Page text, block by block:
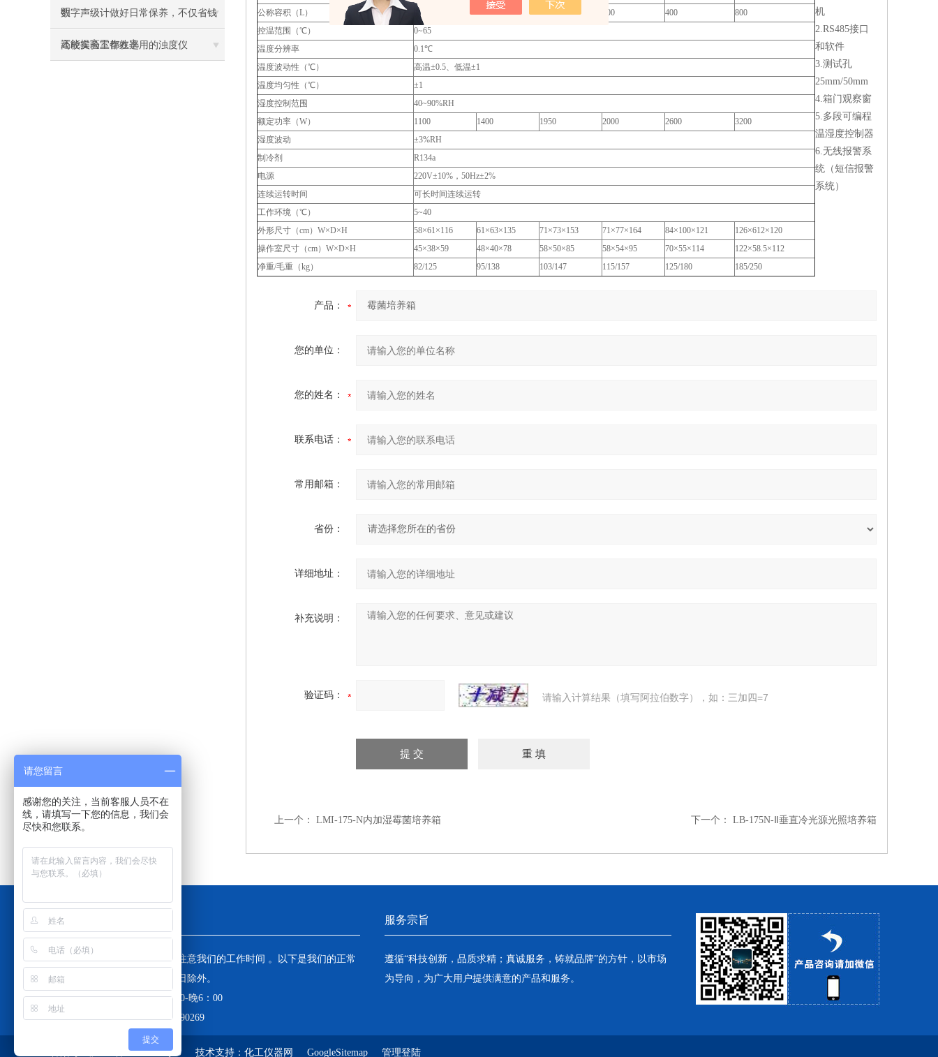
明
数字声级计做好日常保养，不仅省钱
还能提高工作效率
高校实验室都在选用的浊度仪
公称容积（L） 100 150 250 300 400
800
控温范围（℃）
0~65
温度分辨率
0.1℃
温度波动性（℃）
高温±0.5、低温±1
温度均匀性（℃）
±1
湿度控制范围
40~90%RH
额定功率（W）
1100 1400 1950 2000 2600
3200
湿度波动
±3%RH
制冷剂
R134a
电源
220V±10%，50Hz±2%
连续运转时间
可长时间连续运转
工作环境（℃）
5~40
外形尺寸（cm）W×D×H
58×61×116 61×63×135 71×73×153 71×77×164 84×100×121
126×612×120
操作室尺寸（cm）W×D×H
45×38×59 48×40×78 58×50×85 58×54×95 70×55×114
122×58.5×112
净重/毛重（kg）
82/125 95/138 103/147 115/157 125/180 185/250
机
2.RS485接口
和软件
3.测试孔
25mm/50mm
4.箱门观察窗
5.多段可编程
温湿度控制器
6.无线报警系
统（短信报警
系统）
产品：
您的单位：
您的姓名：
联系电话：
常用邮箱：
省份：
详细地址：
补充说明：
验证码： 请输入计算结果（填写阿拉伯数字），如：三加四=7
上一个： LMI-175-N内加湿霉菌培养箱 下一个： LB-175N-Ⅱ垂直冷光源光照培养箱
工作时间
为了避免不必要的等待，敬请注意我们的工作时间 。以下是我们的正常
工作时间，中国大陆法定节假日除外。
工作时间：周一至周五 早8：30-晚6：00
周六、周日值班电话 ：13671890269
服务宗旨
遵循“科技创新，品质求精；真诚服务，铸就品牌”的方针，以市场
为导向，为广大用户提供满意的产品和服务。
沪ICP备18009883号-3 技术支持： 化工仪器网 GoogleSitemap 管理登陆
请您留言
感谢您的关注，当前客服人员不在
线，请填写一下您的信息，我们会
尽快和您联系。
提交